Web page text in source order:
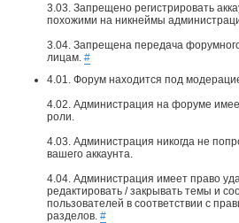
3.03. Запрещено регистрировать
похожими на никнеймы
3.04. Запрещена передача
лицам. #
4.01. Форум находится под
4.02. Администрация на форуме
роли.
4.03. Администрация никогда не
вашего аккаунта.
4.04. Администрация имеет право
редактировать / закрывать темы и
пользователей в соответствии с
разделов. #